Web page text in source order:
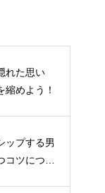
れた思い
縮めよう！
ップする男
コツについ